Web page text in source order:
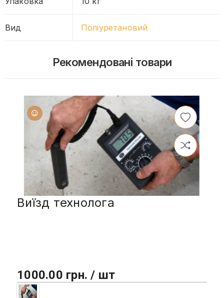
Вид Поліуретановий
Рекомендовані товари
Виїзд технолога
1000.00 грн. / шт